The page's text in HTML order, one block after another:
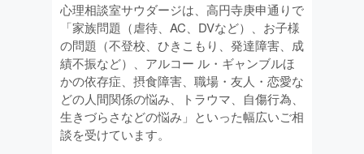
心理相談室サウダージは、高円寺庚申通りで
「家族問題（虐待、AC、DVなど）、お子様
の問題（不登校、ひきこもり、発達障害、成
績不振など）、アルコー ル・ギャンブルほ
かの依存症、摂食障害、職場・友人・恋愛な
どの人間関係の悩み、トラウマ、自傷行為、
生きづらさなどの悩み」といった幅広いご相
談を受けています。